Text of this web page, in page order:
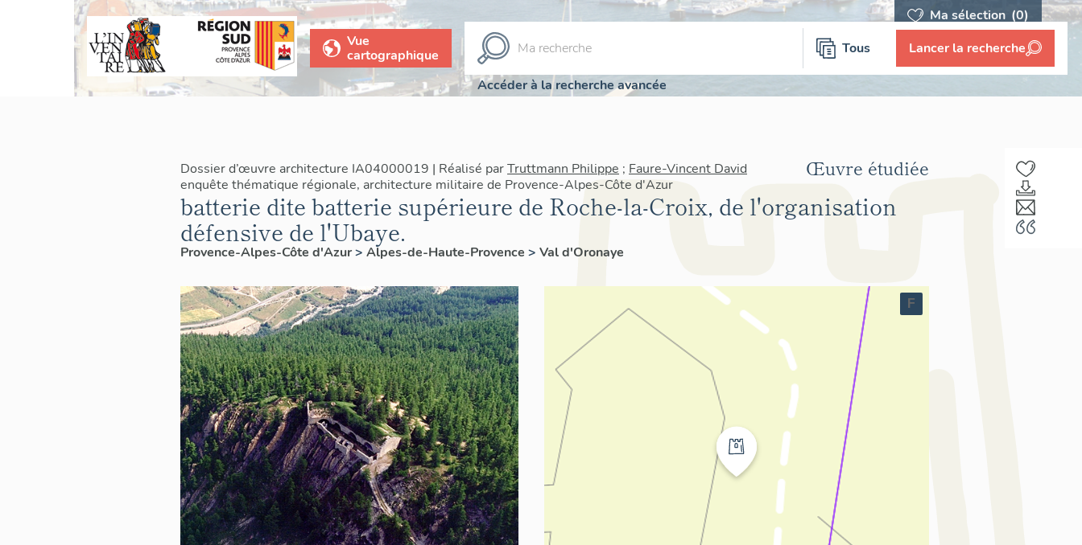
Ma sélection (0)
Vue
cartographique
Tous Lancer la recherche
Accéder à la recherche avancée
Dossier d’œuvre architecture IA04000019 | Réalisé parTruttmann Philippe ; Faure-Vincent David
enquête thématique régionale, architecture militaire de Provence-Alpes-Côte d'Azur
batterie dite batterie supérieure de Roche-la-Croix, de l'organisation
défensive de l'Ubaye.
Provence-Alpes-Côte d'Azur> Alpes-de-Haute-Provence > Val d'Oronaye
Œuvre étudiée
F